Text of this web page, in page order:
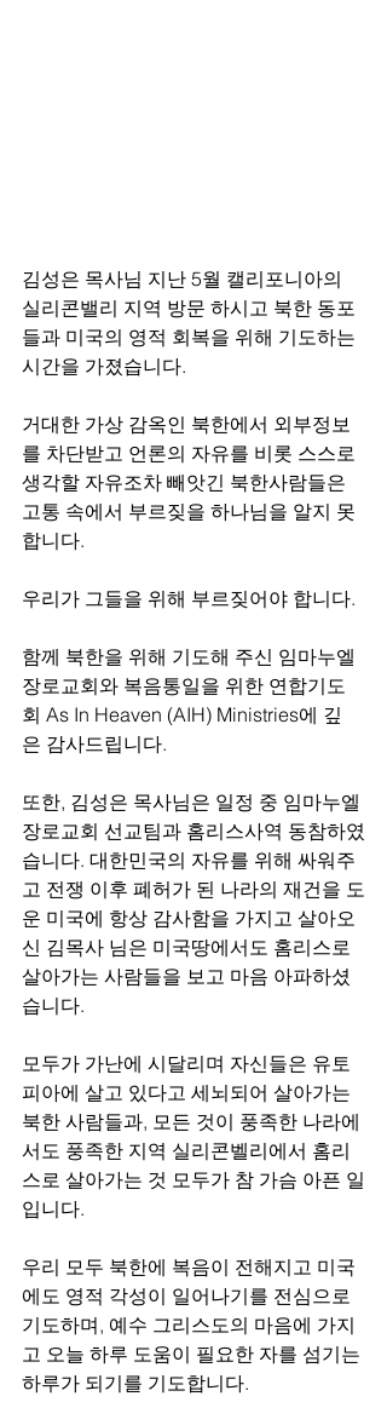
김성은 목사님 지난 5월 캘리포니아의
실리콘밸리 지역 방문 하시고 북한 동포
들과 미국의 영적 회복을 위해 기도하는
시간을 가졌습니다.
거대한 가상 감옥인 북한에서 외부정보
를 차단받고 언론의 자유를 비롯 스스로
생각할 자유조차 빼앗긴 북한사람들은
고통 속에서 부르짖을 하나님을 알지 못
합니다.
우리가 그들을 위해 부르짖어야 합니다.
함께 북한을 위해 기도해 주신 임마누엘
장로교회와 복음통일을 위한 연합기도
회 As In Heaven (AIH) Ministries에 깊
은 감사드립니다.
또한, 김성은 목사님은 일정 중 임마누엘
장로교회 선교팀과 홈리스사역 동참하였
습니다. 대한민국의 자유를 위해 싸워주
고 전쟁 이후 폐허가 된 나라의 재건을 도
운 미국에 항상 감사함을 가지고 살아오
신 김목사 님은 미국땅에서도 홈리스로
살아가는 사람들을 보고 마음 아파하셨
습니다.
모두가 가난에 시달리며 자신들은 유토
피아에 살고 있다고 세뇌되어 살아가는
북한 사람들과, 모든 것이 풍족한 나라에
서도 풍족한 지역 실리콘벨리에서 홈리
스로 살아가는 것 모두가 참 가슴 아픈 일
입니다.
우리 모두 북한에 복음이 전해지고 미국
에도 영적 각성이 일어나기를 전심으로
기도하며, 예수 그리스도의 마음에 가지
고 오늘 하루 도움이 필요한 자를 섬기는
하루가 되기를 기도합니다.